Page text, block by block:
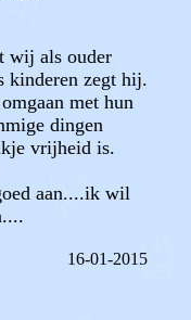
wij als ouder
kinderen zegt hij.
met hun
dingen
vrijheid is.
aan....ik wil
16-01-2015